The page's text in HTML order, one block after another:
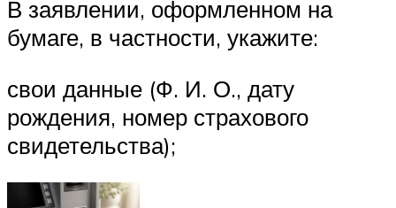
В заявлении, оформленном на
бумаге, в частности, укажите:
свои данные (Ф. И. О., дату
рождения, номер страхового
свидетельства);